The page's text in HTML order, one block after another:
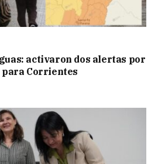
activaron dos alertas por
Corrientes